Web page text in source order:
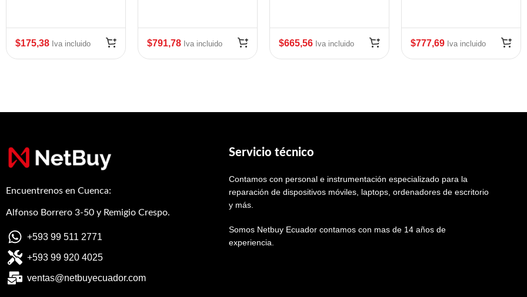
$175,38 Iva incluido $791,78 Iva incluido $665,56 Iva incluido $777,69 Iva incluido
Encuentrenos en Cuenca:
Alfonso Borrero 3-50 y Remigio Crespo.
+593 99 511 2771
+593 99 920 4025
ventas@netbuyecuador.com
Servicio técnico
Contamos con personal e instrumentación especializado para la
reparación de dispositivos móviles, laptops, ordenadores de escritorio
y más.
Somos Netbuy Ecuador contamos con mas de 14 años de
experiencia.